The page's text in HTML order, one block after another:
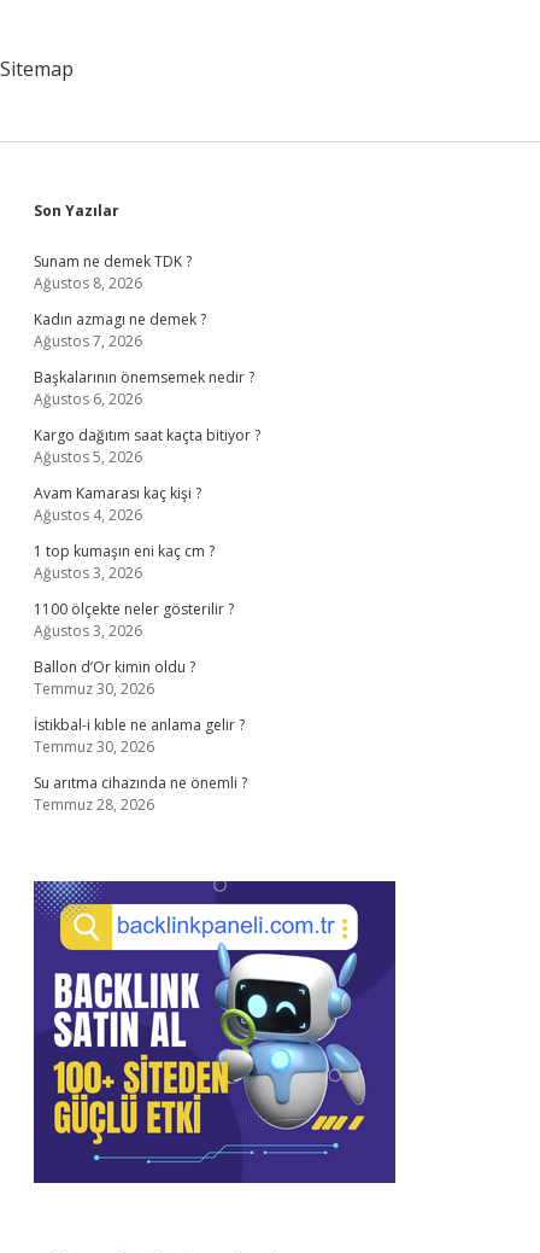
Sitemap
Sidebar
Son Yazılar
Sunam ne demek TDK ?
Ağustos 8, 2026
Kadın azmagı ne demek ?
Ağustos 7, 2026
Başkalarının önemsemek nedir ?
Ağustos 6, 2026
Kargo dağıtım saat kaçta bitiyor ?
Ağustos 5, 2026
Avam Kamarası kaç kişi ?
Ağustos 4, 2026
1 top kumaşın eni kaç cm ?
Ağustos 3, 2026
1100 ölçekte neler gösterilir ?
Ağustos 3, 2026
Ballon d’Or kimin oldu ?
Temmuz 30, 2026
İstikbal-i kıble ne anlama gelir ?
Temmuz 30, 2026
Su arıtma cihazında ne önemli ?
Temmuz 28, 2026